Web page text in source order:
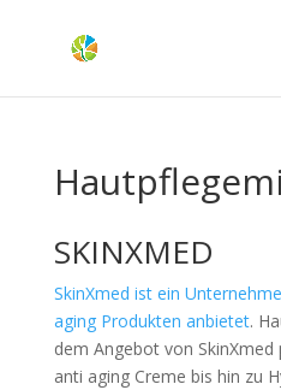
SKINXMED
SkinXmed ist ein
aging Produkten anbietet.
dem Angebot von
anti aging Creme bis hin zu